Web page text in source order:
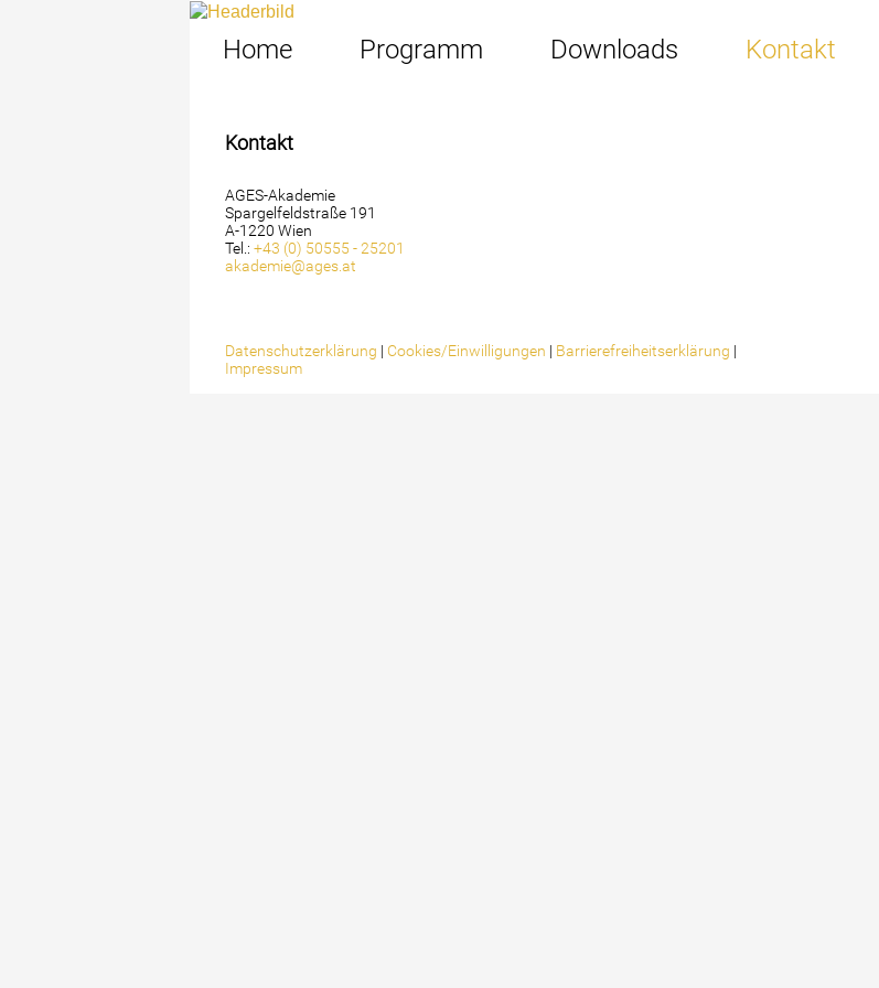
Home Programm Downloads Kontakt
Kontakt
AGES-Akademie
Spargelfeldstraße 191
A-1220 Wien
Tel.: +43 (0) 50555 - 25201
akademie@ages.at
Datenschutzerklärung | Cookies/Einwilligungen | Barrierefreiheitserklärung |
Impressum